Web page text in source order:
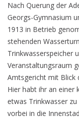
Nach Querung der
Georgs-Gymnasium
1913 in Betrieb
stehenden
Trinkwasserspeicher
Veranstaltungsraum
Amtsgericht mit Blick
Hier habt ihr an einer
etwas Trinkwasser
vorbei in die